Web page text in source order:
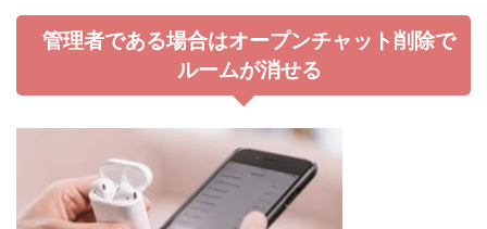
管理者である場合はオープンチャット削除で
ルームが消せる